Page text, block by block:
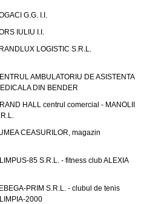
G.G. I.I.
IULIU I.I.
LOGISTIC S.R.L.
AMBULATORIU DE ASISTENTA
DIN BENDER
HALL centrul comercial - MANOLII
CEASURILOR, magazin
85 S.R.L. - fitness club ALEXIA
PRIM S.R.L. - clubul de tenis
2000